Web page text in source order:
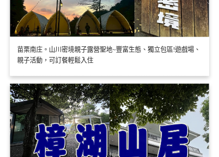
苗栗南庄。山川密境親子露營聖地~豐富生態、獨立包區!遊戲場、
親子活動，可訂餐輕鬆入住